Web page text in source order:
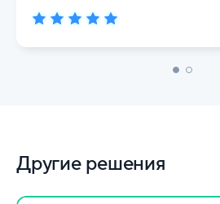
Другие решения